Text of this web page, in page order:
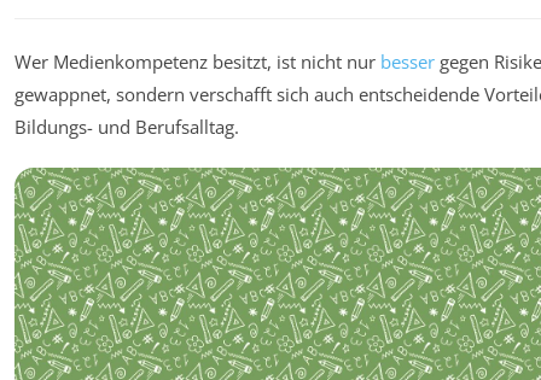
Wer Medienkompetenz besitzt, ist nicht nur besser gegen
gewappnet, sondern verschafft sich auch entscheidende
Bildungs- und Berufsalltag.